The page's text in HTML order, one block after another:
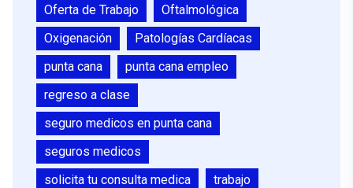
Oferta de Trabajo
Oftalmológica
Oxigenación
Patologías Cardíacas
punta cana
punta cana empleo
regreso a clase
seguro medicos en punta cana
seguros medicos
solicita tu consulta medica
trabajo